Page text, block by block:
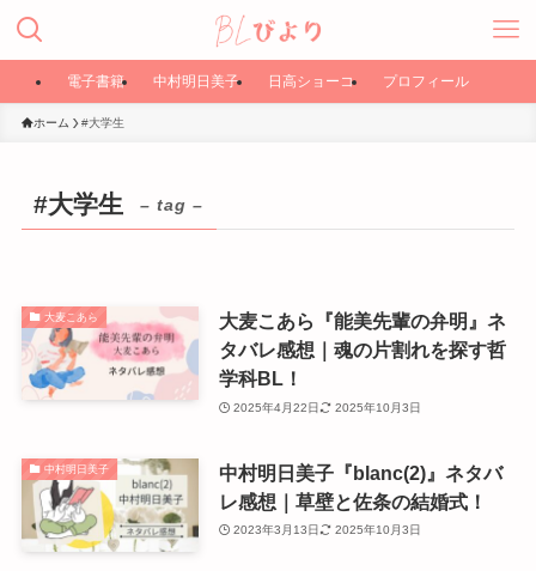
電子書籍 中村明日美子 日高ショーコ プロフィール
ホーム #大学生
#大学生 – tag –
大麦こあら
大麦こあら『能美先輩の弁明』ネ
タバレ感想｜魂の片割れを探す哲
学科BL！
2025年4月22日 2025年10月3日
中村明日美子
中村明日美子『blanc(2)』ネタバ
レ感想｜草壁と佐条の結婚式！
2023年3月13日 2025年10月3日